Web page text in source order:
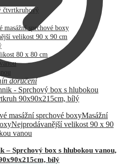
73
990,00 Kč.
60
890,00 Kč.
čtvrtkruhový
masážní sprchové boxy
velikost 90 x 90 cm
80 x 80 cm
doručení
masážní sprchové boxyMasážní
Nejprodávanější velikost 90 x 90
vanou
– Sprchový box s hlubokou vanou,
bílý